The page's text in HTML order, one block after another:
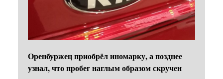
Оренбуржец приобрёл иномарку, а позднее
узнал, что пробег наглым образом скручен